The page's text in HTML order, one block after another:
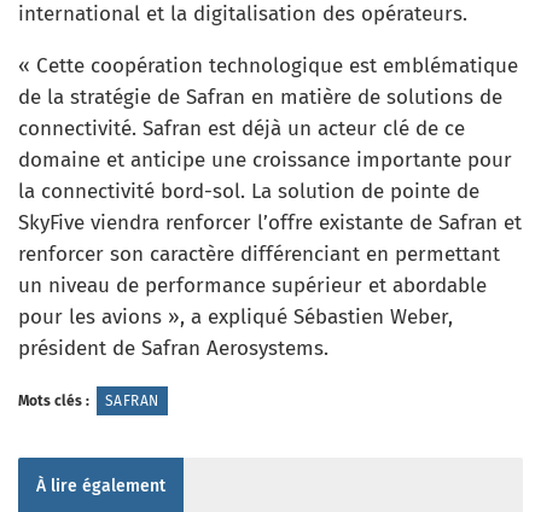
international et la digitalisation des opérateurs.
« Cette coopération technologique est emblématique
de la stratégie de Safran en matière de solutions de
connectivité. Safran est déjà un acteur clé de ce
domaine et anticipe une croissance importante pour
la connectivité bord-sol. La solution de pointe de
SkyFive viendra renforcer l’offre existante de Safran et
renforcer son caractère différenciant en permettant
un niveau de performance supérieur et abordable
pour les avions », a expliqué Sébastien Weber,
président de Safran Aerosystems.
Mots clés : SAFRAN
À lire également